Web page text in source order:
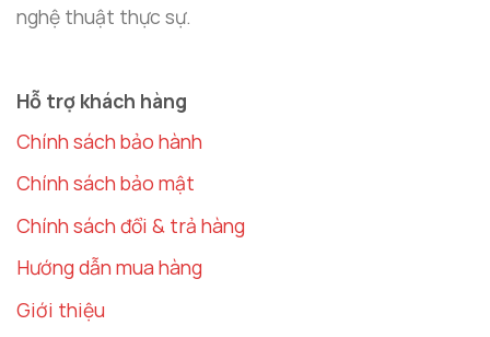
Lý Do Điện Thoại Cổ Decor Được Yêu
Đậm Chất Hoài Cổ Và Lịch Sử
Các mẫu điện thoại cổ được mô phỏng lại từ những
thiết kế truyền thống, giúp người sở hữu trải
nghiệm một phần của quá khứ. Phong cách hoài cổ
mang lại cảm giác ấm cúng và độc đáo cho không
gian.
Sự Độc Đáo Và Khác Biệt
nghệ thuật thực sự.
Hỗ trợ khách hàng
Chính sách bảo hành
Chính sách bảo mật
Chính sách đổi & trả hàng
Hướng dẫn mua hàng
Giới thiệu